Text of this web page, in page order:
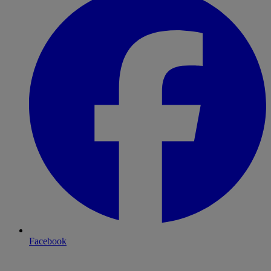
Facebook